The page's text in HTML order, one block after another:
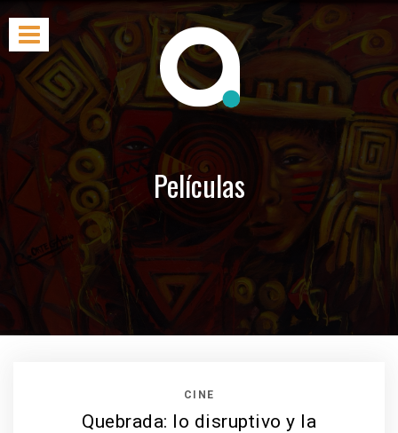
Películas
CINE
Quebrada: lo disruptivo y la